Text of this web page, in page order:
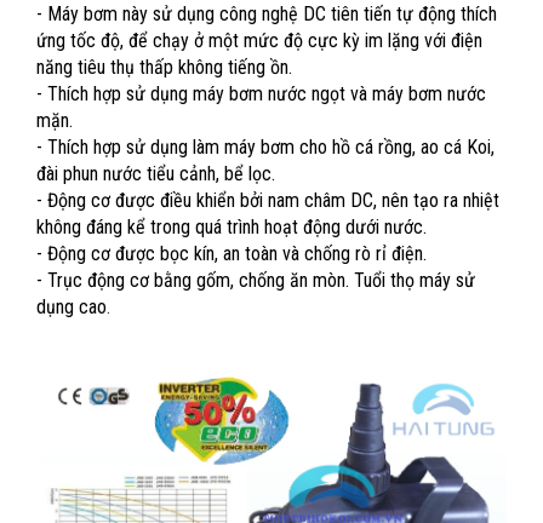
- Máy bơm này sử dụng công nghệ DC tiên tiến tự động thích
ứng tốc độ, để chạy ở một mức độ cực kỳ im lặng với điện
năng tiêu thụ thấp không tiếng ồn.
- Thích hợp sử dụng máy bơm nước ngọt và máy bơm nước
mặn.
- Thích hợp sử dụng làm máy bơm cho hồ cá rồng, ao cá Koi,
đài phun nước tiểu cảnh, bể lọc.
- Động cơ được điều khiển bởi nam châm DC, nên tạo ra nhiệt
không đáng kể trong quá trình hoạt động dưới nước.
- Động cơ được bọc kín, an toàn và chống rò rỉ điện.
- Trục động cơ bằng gốm, chống ăn mòn. Tuổi thọ máy sử
dụng cao.